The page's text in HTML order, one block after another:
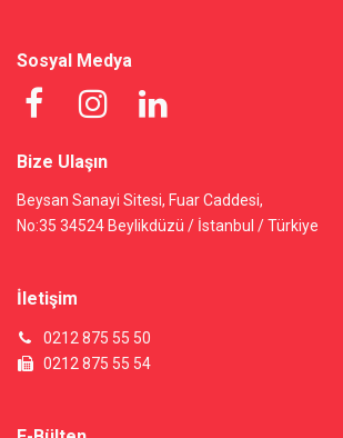
Sosyal Medya
Bize Ulaşın
Beysan Sanayi Sitesi, Fuar Caddesi,
No:35 34524 Beylikdüzü / İstanbul / Türkiye
İletişim
0212 875 55 50
0212 875 55 54